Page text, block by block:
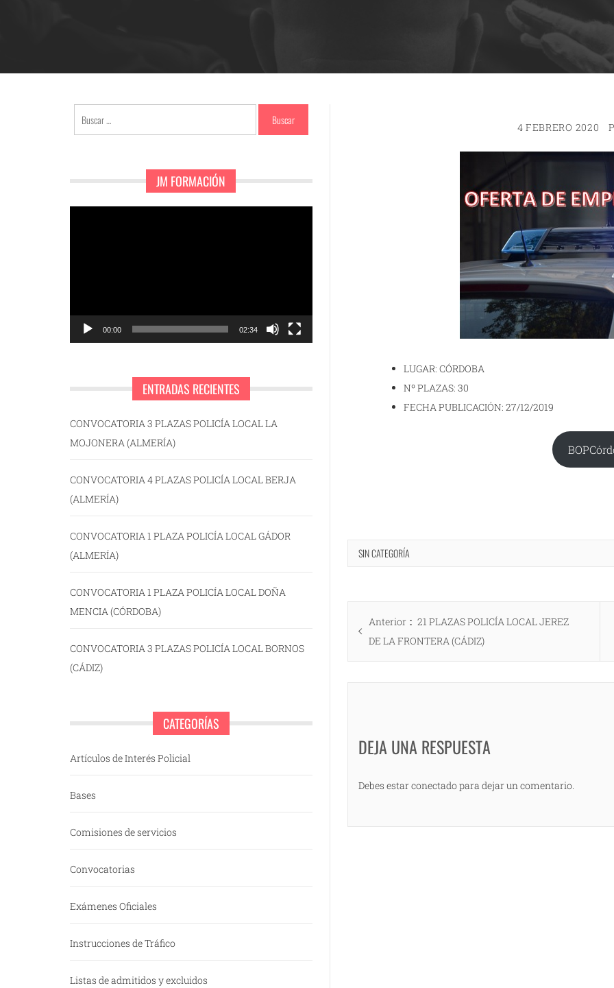
4 FEBRERO 2020
LUGAR: CÓRDOBA
Nº PLAZAS: 30
FECHA PUBLICACIÓN: 27/12/2019
SIN CATEGORÍA
Navegación
de Anterior
Entrada
anterior:
21 PLAZAS POLICÍA LOCAL JEREZ
DE LA FRONTERA (CÁDIZ)
DEJA UNA RESPUESTA
Debes estar conectado para dejar un comentario.
Buscar:
JM FORMACIÓN
00:00 02:34
ENTRADAS RECIENTES
CONVOCATORIA 3 PLAZAS POLICÍA LOCAL LA
MOJONERA (ALMERÍA)
CONVOCATORIA 4 PLAZAS POLICÍA LOCAL BERJA
(ALMERÍA)
CONVOCATORIA 1 PLAZA POLICÍA LOCAL GÁDOR
(ALMERÍA)
CONVOCATORIA 1 PLAZA POLICÍA LOCAL DOÑA
MENCIA (CÓRDOBA)
CONVOCATORIA 3 PLAZAS POLICÍA LOCAL BORNOS
(CÁDIZ)
CATEGORÍAS
Artículos de Interés Policial
Bases
Comisiones de servicios
Convocatorias
Exámenes Oficiales
Instrucciones de Tráfico
Listas de admitidos y excluidos